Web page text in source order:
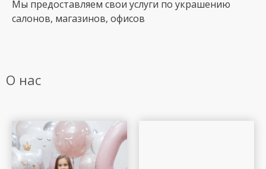
Мы предоставляем свои услуги по украшению
салонов, магазинов, офисов
О нас